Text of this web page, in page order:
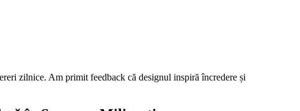
zilnice. Am primit feedback că designul inspiră încredere și